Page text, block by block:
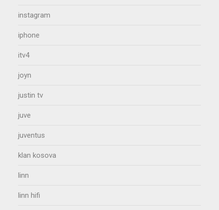
instagram
iphone
itv4
joyn
justin tv
juve
juventus
klan kosova
linn
linn hifi